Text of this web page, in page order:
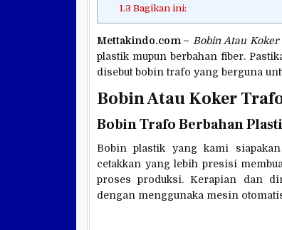
1.3 Bagikan ini:
Mettakindo.com – Bobin Atau Koker
plastik mupun berbahan fiber.
disebut bobin trafo yang berguna
Bobin Atau Koker
Bobin Trafo Berbahan
Bobin plastik yang kami
cetakkan yang lebih presisi
proses produksi. Kerapian dan
dengan menggunaka mesin